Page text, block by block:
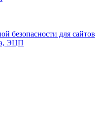
безопасности для сайтов
ЭЦП